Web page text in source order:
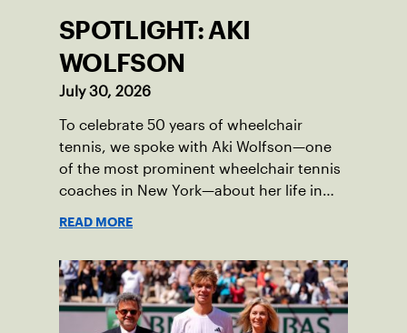
SPOTLIGHT: AKI
WOLFSON
July 30, 2026
To celebrate 50 years of wheelchair
tennis, we spoke with Aki Wolfson—one
of the most prominent wheelchair tennis
coaches in New York—about her life in
READ MORE